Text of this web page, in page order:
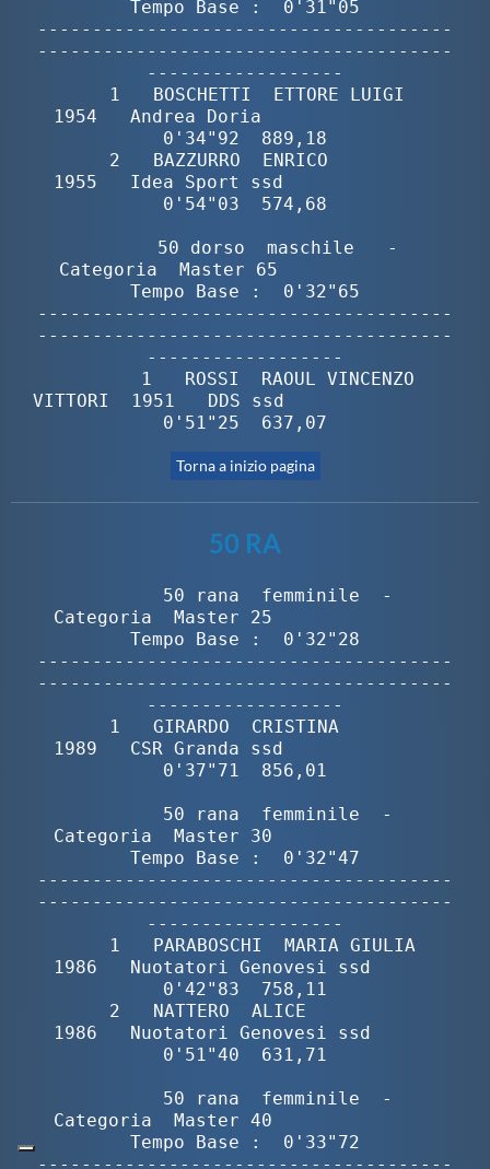
Tempo Base :  0'31"05
--------------------------------------
--------------------------------------
------------------
       1   BOSCHETTI  ETTORE LUIGI
1954   Andrea Doria
0'34"92  889,18
       2   BAZZURRO  ENRICO
1955   Idea Sport ssd
0'54"03  574,68
        50 dorso  maschile   -
Categoria  Master 65
Tempo Base :  0'32"65
--------------------------------------
--------------------------------------
------------------
       1   ROSSI  RAOUL VINCENZO
VITTORI  1951   DDS ssd
0'51"25  637,07
Torna a inizio pagina
50 RA
        50 rana  femminile  -
Categoria  Master 25
Tempo Base :  0'32"28
--------------------------------------
--------------------------------------
------------------
       1   GIRARDO  CRISTINA
1989   CSR Granda ssd
0'37"71  856,01
        50 rana  femminile  -
Categoria  Master 30
Tempo Base :  0'32"47
--------------------------------------
--------------------------------------
------------------
       1   PARABOSCHI  MARIA GIULIA
1986   Nuotatori Genovesi ssd
0'42"83  758,11
       2   NATTERO  ALICE
1986   Nuotatori Genovesi ssd
0'51"40  631,71
        50 rana  femminile  -
Categoria  Master 40
Tempo Base :  0'33"72
--------------------------------------